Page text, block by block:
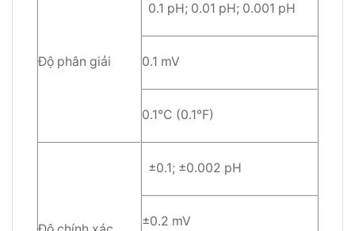
Độ phân giải
0.1 pH; 0.01 pH; 0.001 pH
0.1 mV
0.1°C (0.1°F)
±0.1; ±0.002 pH
±0.2 mV